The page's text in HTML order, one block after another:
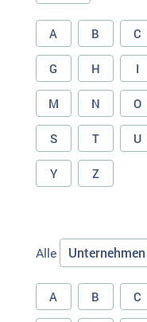
A B C
G H I
M N O
S T U
Y Z
Alle
A B C